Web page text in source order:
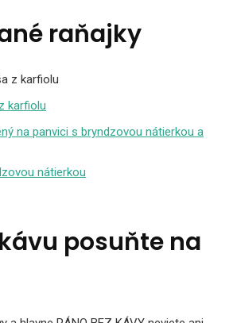
raňajky
karfiolu
nátierkou
posuňte na